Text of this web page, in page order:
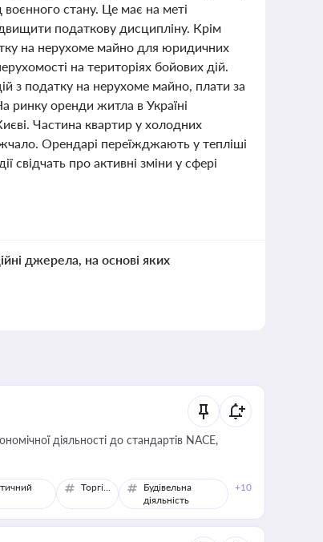
стану. Це має на меті
податкову дисципліну. Крім
на нерухоме майно для юридичних
на територіях бойових дій.
з податку на нерухоме майно, плати за
ринку оренди житла в Україні
Частина квартир у холодних
Орендарі переїжджають у тепліші
свідчать про активні зміни у сфері
джерела, на основі яких
діяльності до стандартів NACE,
Торгівля
Будівельна
діяльність
+10